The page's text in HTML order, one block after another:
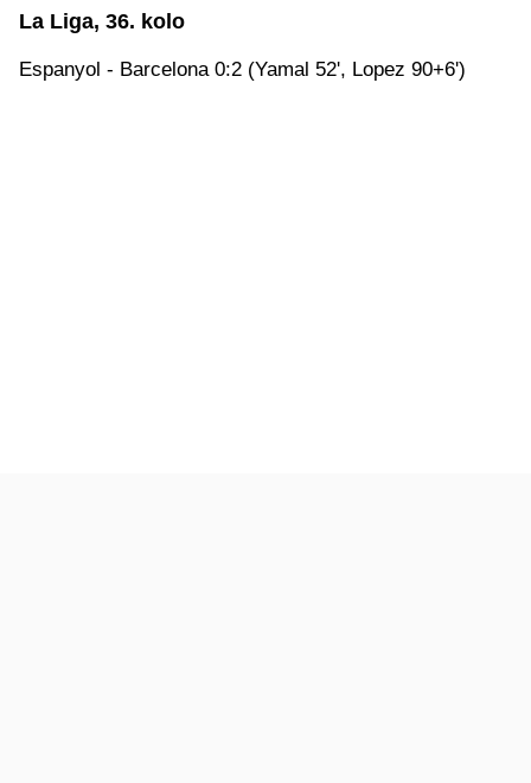
La Liga, 36. kolo
Espanyol - Barcelona 0:2 (Yamal 52', Lopez 90+6')